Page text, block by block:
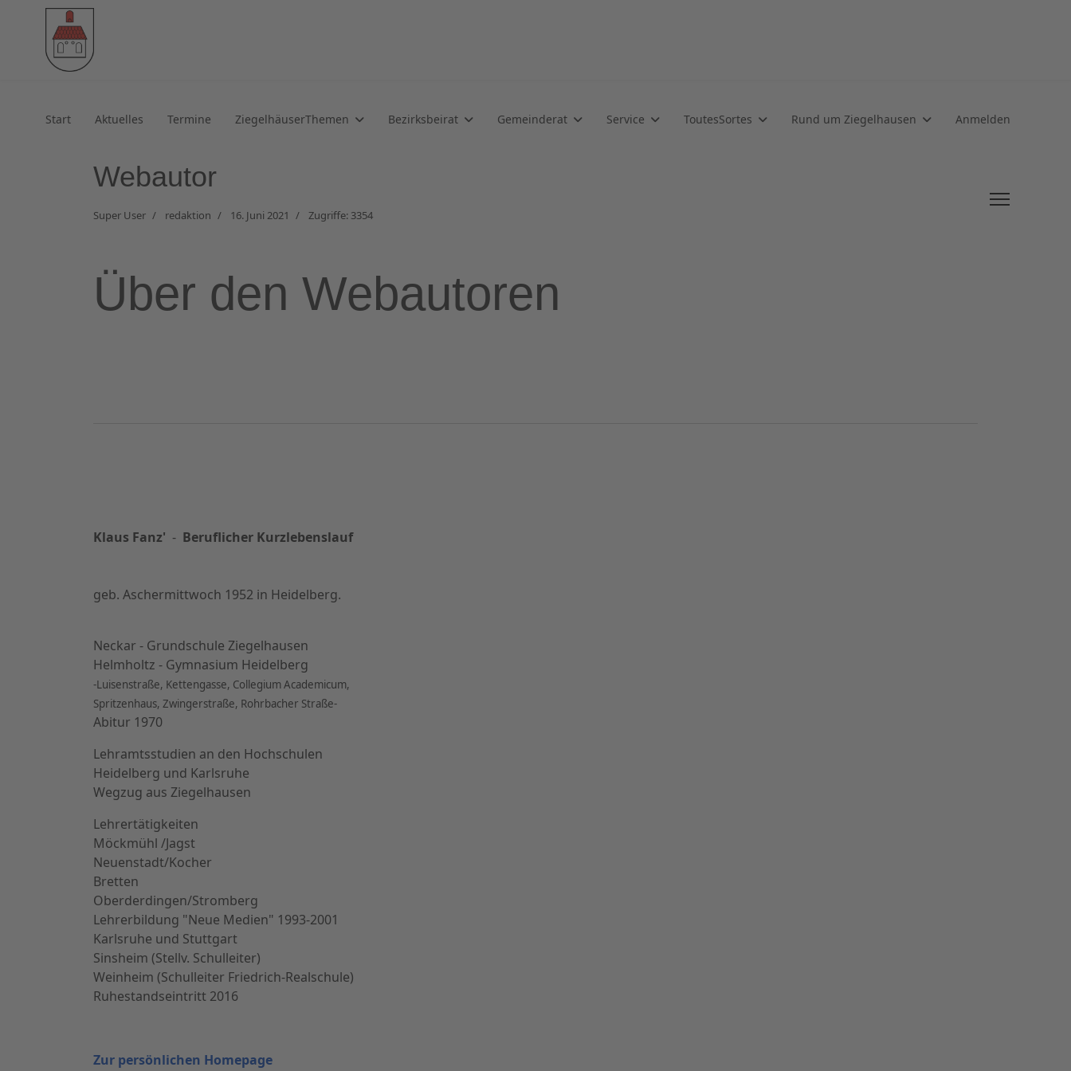
Start Aktuelles Termine ZiegelhäuserThemen Bezirksbeirat Gemeinderat Service ToutesSortes Rund um Ziegelhausen Anmelden
Webautor
Super User redaktion 16. Juni 2021 Zugriffe: 3354
Über den Webautoren
Klaus Fanz' - Beruflicher Kurzlebenslauf
geb. Aschermittwoch 1952 in Heidelberg.
Neckar - Grundschule Ziegelhausen
Helmholtz - Gymnasium Heidelberg
-Luisenstraße, Kettengasse, Collegium Academicum,
Spritzenhaus, Zwingerstraße, Rohrbacher Straße-
Abitur 1970
Lehramtsstudien an den Hochschulen
Heidelberg und Karlsruhe
Wegzug aus Ziegelhausen
Lehrertätigkeiten
Möckmühl /Jagst
Neuenstadt/Kocher
Bretten
Oberderdingen/Stromberg
Lehrerbildung "Neue Medien" 1993-2001
Karlsruhe und Stuttgart
Sinsheim (Stellv. Schulleiter)
Weinheim (Schulleiter Friedrich-Realschule)
Ruhestandseintritt 2016
Zur persönlichen Homepage